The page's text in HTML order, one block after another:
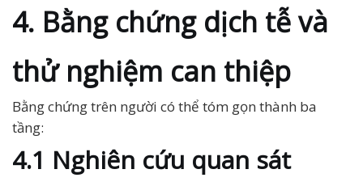
4. Bằng chứng dịch tễ và
thử nghiệm can thiệp
Bằng chứng trên người có thể tóm gọn thành ba
tầng:
4.1 Nghiên cứu quan sát